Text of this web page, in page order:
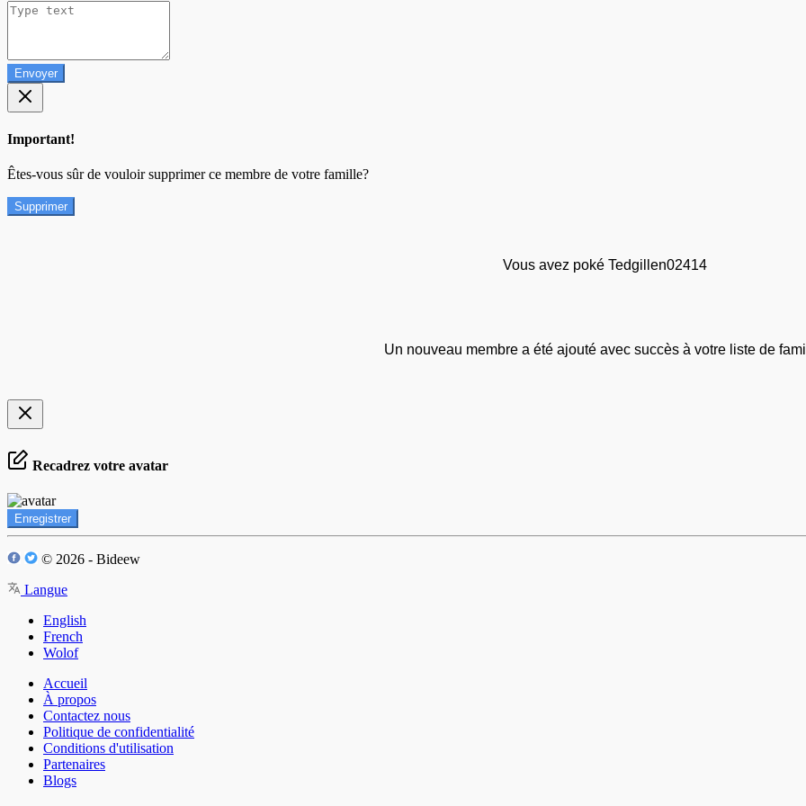
Envoyer
Important!
Êtes-vous sûr de vouloir supprimer ce membre de votre famille?
Supprimer
Vous avez poké Tedgillen02414
Un nouveau membre a été ajouté avec succès à votre liste de
Recadrez votre avatar
Enregistrer
© 2026 - Bideew
Langue
English
French
Wolof
Accueil
À propos
Contactez nous
Politique de confidentialité
Conditions d'utilisation
Partenaires
Blogs